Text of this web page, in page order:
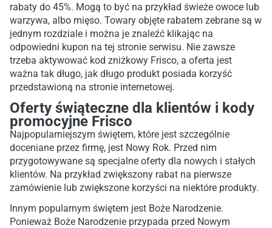
rabaty do 45%. Mogą to być na przykład świeże owoce lub
warzywa, albo mięso. Towary objęte rabatem zebrane są w
jednym rozdziale i można je znaleźć klikając na
odpowiedni kupon na tej stronie serwisu. Nie zawsze
trzeba aktywować kod zniżkowy Frisco, a oferta jest
ważna tak długo, jak długo produkt posiada korzyść
przedstawioną na stronie internetowej.
Oferty świąteczne dla klientów i kody
promocyjne Frisco
Najpopularniejszym świętem, które jest szczególnie
doceniane przez firmę, jest Nowy Rok. Przed nim
przygotowywane są specjalne oferty dla nowych i stałych
klientów. Na przykład zwiększony rabat na pierwsze
zamówienie lub zwiększone korzyści na niektóre produkty.
Innym popularnym świętem jest Boże Narodzenie.
Ponieważ Boże Narodzenie przypada przed Nowym